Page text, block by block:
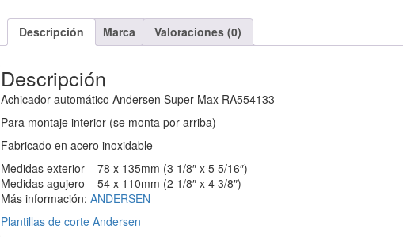
Descripción Marca Valoraciones (0)
Descripción
Achicador automático Andersen Super Max RA554133
Para montaje interior (se monta por arriba)
Fabricado en acero inoxidable
Medidas exterior – 78 x 135mm (3 1/8″ x 5 5/16″)
Medidas agujero – 54 x 110mm (2 1/8″ x 4 3/8″)
Más información: ANDERSEN
Plantillas de corte Andersen